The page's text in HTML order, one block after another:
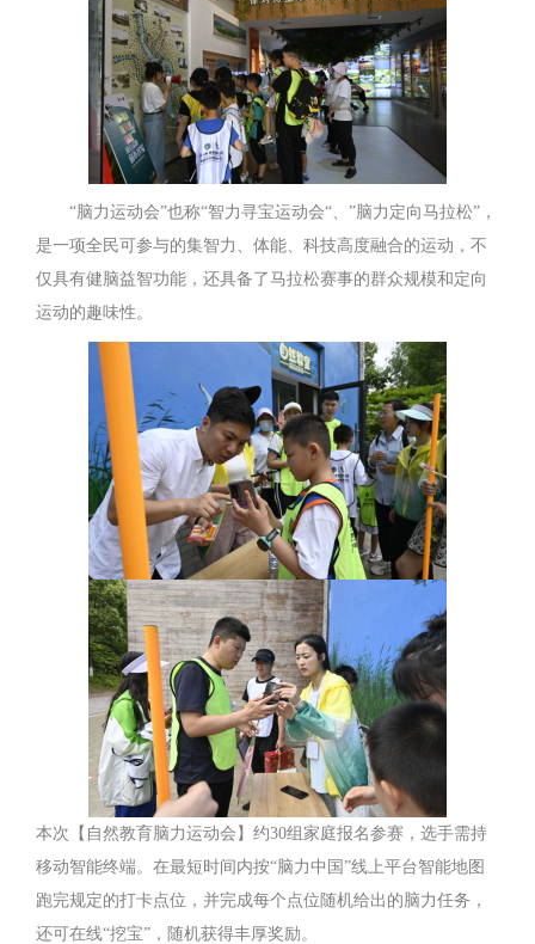
“脑力运动会”也称“智力寻宝运动会“、”脑力定向马拉松”，
是一项全民可参与的集智力、体能、科技高度融合的运动，不
仅具有健脑益智功能，还具备了马拉松赛事的群众规模和定向
运动的趣味性。
本次【自然教育脑力运动会】约30组家庭报名参赛，选手需持
移动智能终端。在最短时间内按“脑力中国”线上平台智能地图
跑完规定的打卡点位，并完成每个点位随机给出的脑力任务，
还可在线“挖宝”，随机获得丰厚奖励。